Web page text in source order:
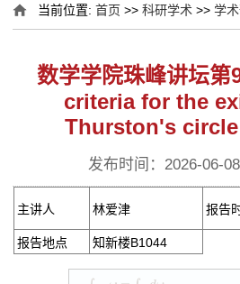
当前位置:首页 >>科研学术 >>学
数学学院珠峰讲坛
criteria for the
Thurston's
发布时间：2026-06-
主讲人 林爱津 报告
报告地点
知新楼B1044